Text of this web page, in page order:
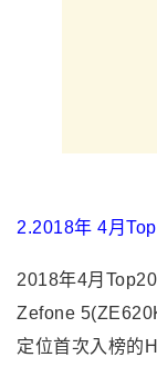
2.2018年 4月
2018年4月
Zefone
定位首次入榜的